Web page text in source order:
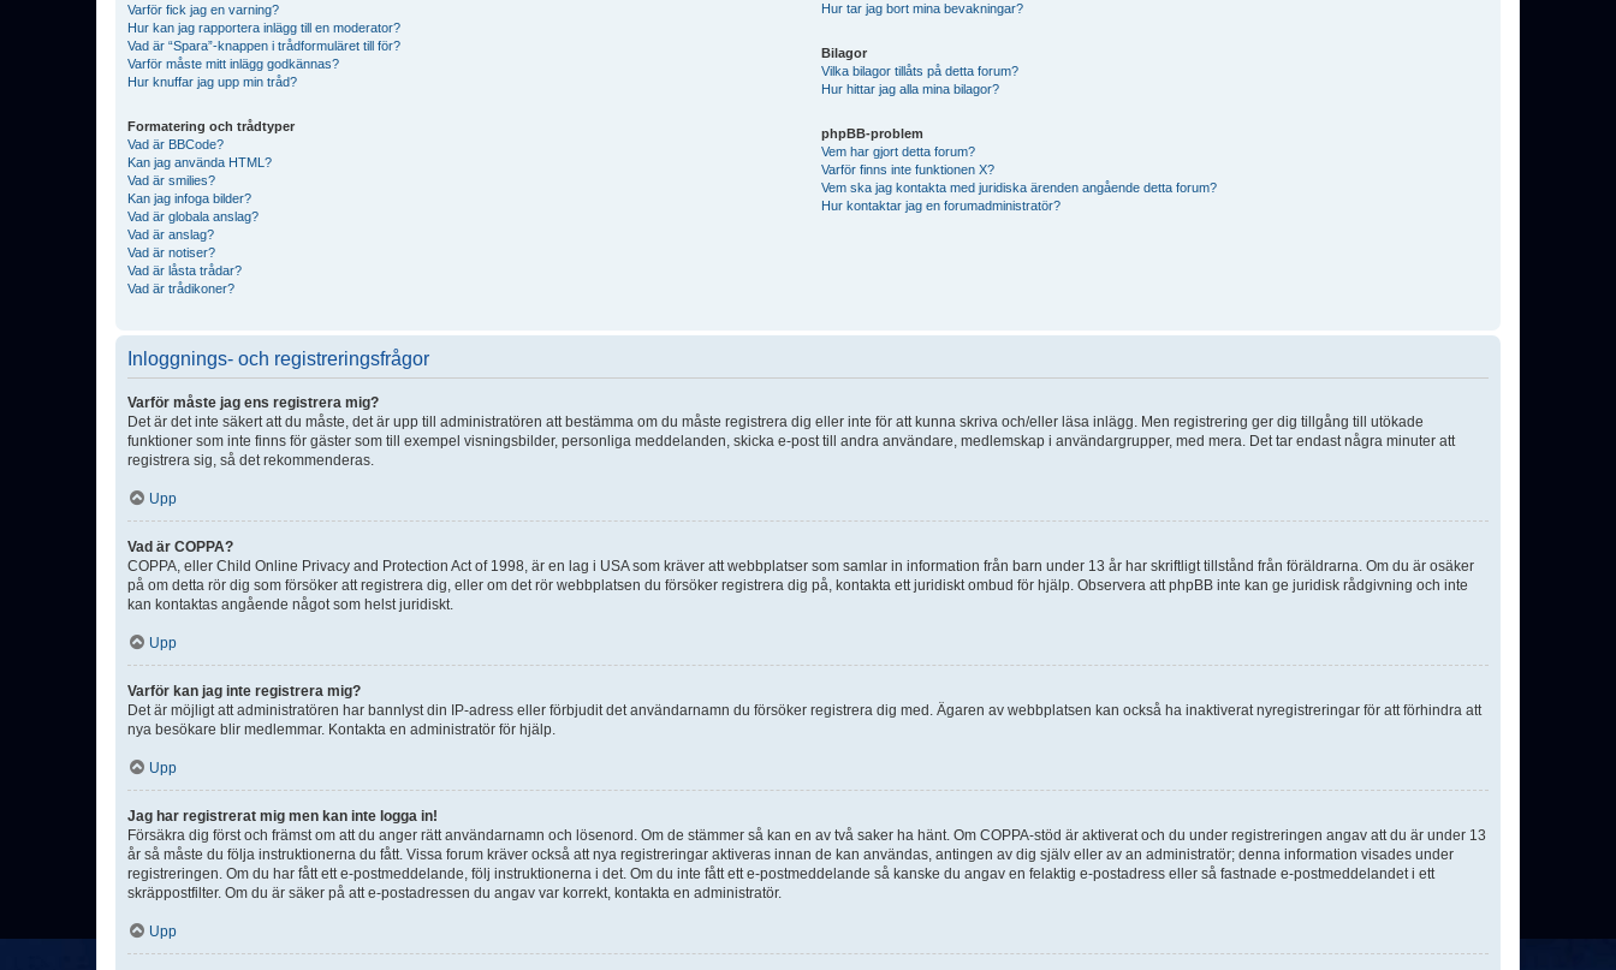
Varför fick jag en varning?
Hur kan jag rapportera inlägg till en moderator?
Vad är “Spara”-knappen i trådformuläret till för?
Varför måste mitt inlägg godkännas?
Hur knuffar jag upp min tråd?
Formatering och trådtyper
Vad är BBCode?
Kan jag använda HTML?
Vad är smilies?
Kan jag infoga bilder?
Vad är globala anslag?
Vad är anslag?
Vad är notiser?
Vad är låsta trådar?
Vad är trådikoner?
Hur tar jag bort mina bevakningar?
Bilagor
Vilka bilagor tillåts på detta forum?
Hur hittar jag alla mina bilagor?
phpBB-problem
Vem har gjort detta forum?
Varför finns inte funktionen X?
Vem ska jag kontakta med juridiska ärenden angående detta forum?
Hur kontaktar jag en forumadministratör?
Inloggnings- och registreringsfrågor
Varför måste jag ens registrera mig?
Det är det inte säkert att du måste, det är upp till administratören att bestämma om du måste registrera dig eller inte för att kunna skriva och/eller läsa inlägg. Men registrering ger dig tillgång till utökade
funktioner som inte finns för gäster som till exempel visningsbilder, personliga meddelanden, skicka e-post till andra användare, medlemskap i användargrupper, med mera. Det tar endast några minuter att
registrera sig, så det rekommenderas.
Upp
Vad är COPPA?
COPPA, eller Child Online Privacy and Protection Act of 1998, är en lag i USA som kräver att webbplatser som samlar in information från barn under 13 år har skriftligt tillstånd från föräldrarna. Om du är osäker
på om detta rör dig som försöker att registrera dig, eller om det rör webbplatsen du försöker registrera dig på, kontakta ett juridiskt ombud för hjälp. Observera att phpBB inte kan ge juridisk rådgivning och inte
kan kontaktas angående något som helst juridiskt.
Upp
Varför kan jag inte registrera mig?
Det är möjligt att administratören har bannlyst din IP-adress eller förbjudit det användarnamn du försöker registrera dig med. Ägaren av webbplatsen kan också ha inaktiverat nyregistreringar för att förhindra att
nya besökare blir medlemmar. Kontakta en administratör för hjälp.
Upp
Jag har registrerat mig men kan inte logga in!
Försäkra dig först och främst om att du anger rätt användarnamn och lösenord. Om de stämmer så kan en av två saker ha hänt. Om COPPA-stöd är aktiverat och du under registreringen angav att du är under 13
år så måste du följa instruktionerna du fått. Vissa forum kräver också att nya registreringar aktiveras innan de kan användas, antingen av dig själv eller av an administratör; denna information visades under
registreringen. Om du har fått ett e-postmeddelande, följ instruktionerna i det. Om du inte fått ett e-postmeddelande så kanske du angav en felaktig e-postadress eller så fastnade e-postmeddelandet i ett
skräppostfilter. Om du är säker på att e-postadressen du angav var korrekt, kontakta en administratör.
Upp